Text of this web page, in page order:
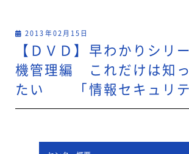
2013年02月15日
【ＤＶＤ】早わかりシ
機管理編 これだけは知
たい 「情報セキュリテ